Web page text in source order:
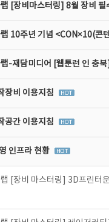
[장비마스터링] 8월 장비 필
10주년 기념 <CON×10(콘
-재담미디어 [웹툰런 인 충북
장비 이용지침
공간 이용지침
인프라 현황
[장비 마스터링] 3D프린터